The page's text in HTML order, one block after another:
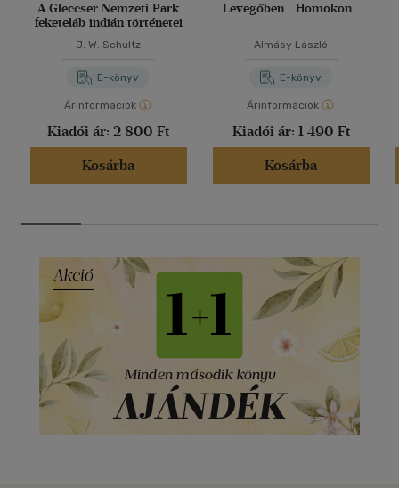
A Gleccser Nemzeti Park
feketeláb indián történetei
J. W. Schultz
E-könyv
Árinformációk
Kiadói ár: 2 800 Ft
Kosárba
Levegőben... Homokon...
Almásy László
E-könyv
Árinformációk
Kiadói ár: 1 490 Ft
Kosárba